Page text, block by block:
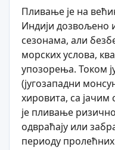
Пливање је на
Индији дозвољено
сезонама, али
морских услова,
упозорења. Током
(југозападни
хировита, са јачим
је пливање
одвраћају или
периоду